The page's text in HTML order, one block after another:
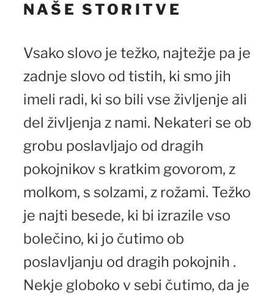
NAŠE STORITVE
Vsako slovo je težko, najtežje pa je
zadnje slovo od tistih, ki smo jih
imeli radi, ki so bili vse življenje ali
del življenja z nami. Nekateri se ob
grobu poslavljajo od dragih
pokojnikov s kratkim govorom, z
molkom, s solzami, z rožami. Težko
je najti besede, ki bi izrazile vso
bolečino, ki jo čutimo ob
poslavljanju od dragih pokojnih .
Nekje globoko v sebi čutimo, da je